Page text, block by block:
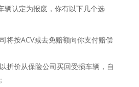
辆认定为报废，你有以下几个选
将按ACV减去免赔额向你支付赔偿
折价从保险公司买回受损车辆，自